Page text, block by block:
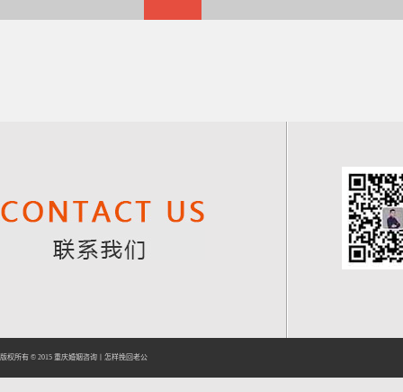
版权所有 © 2015 重庆婚姻咨询 怎样挽回老公